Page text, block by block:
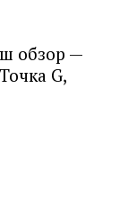
обзор —
G,